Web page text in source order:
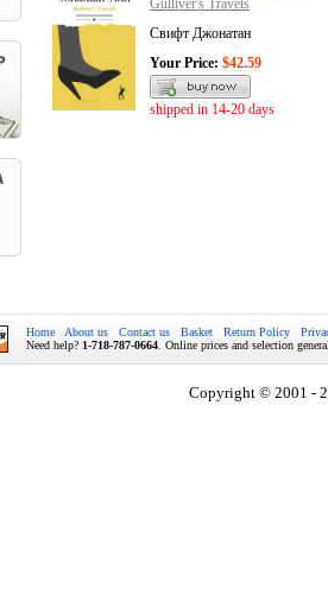
Gulliver's Travels
Свифт Джонатан
Your Price: $42.59
shipped in 14-20 days
Home About us Contact us Basket Return Policy
Need help? 1-718-787-0664 . Online prices and selection
Copyright © 2001 -